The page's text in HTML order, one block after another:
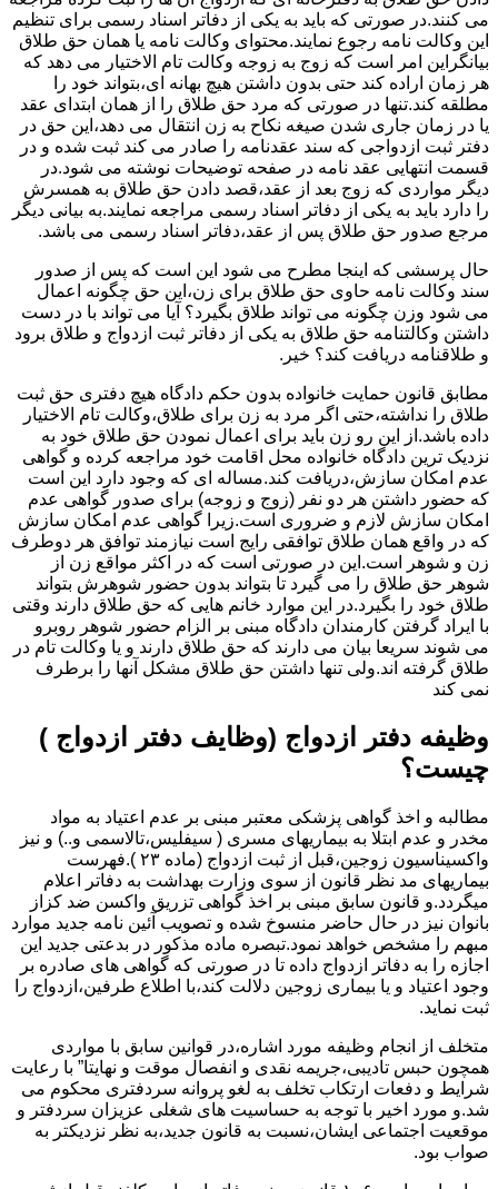
می کنند.در صورتی که باید به یکی از دفاتر اسناد رسمی برای تنظیم
این وکالت نامه رجوع نمایند.محتوای وکالت نامه یا همان حق طلاق
بیانگراین امر است که زوج به زوجه وکالت تام الاختیار می دهد که
هر زمان اراده کند حتی بدون داشتن هیچ بهانه ای،بتواند خود را
مطلقه کند.تنها در صورتی که مرد حق طلاق را از همان ابتدای عقد
یا در زمان جاری شدن صیغه نکاح به زن انتقال می دهد،این حق در
دفتر ثبت ازدواجی که سند عقدنامه را صادر می کند ثبت شده و در
قسمت انتهایی عقد نامه در صفحه توضیحات نوشته می شود.در
دیگر مواردی که زوج بعد از عقد،قصد دادن حق طلاق به همسرش
را دارد باید به یکی از دفاتر اسناد رسمی مراجعه نمایند.به بیانی دیگر
مرجع صدور حق طلاق پس از عقد،دفاتر اسناد رسمی می باشد.
حال پرسشی که اینجا مطرح می شود این است که پس از صدور
سند وکالت نامه حاوی حق طلاق برای زن،این حق چگونه اعمال
می شود وزن چگونه می تواند طلاق بگیرد؟ آیا می تواند با در دست
داشتن وکالتنامه حق طلاق به یکی از دفاتر ثبت ازدواج و طلاق برود
و طلاقنامه دریافت کند؟ خیر.
مطابق قانون حمایت خانواده بدون حکم دادگاه هیچ دفتری حق ثبت
طلاق را نداشته،حتی اگر مرد به زن برای طلاق،وکالت تام الاختیار
داده باشد.از این رو زن باید برای اعمال نمودن حق طلاق خود به
نزدیک ترین دادگاه خانواده محل اقامت خود مراجعه کرده و گواهی
عدم امکان سازش،دریافت کند.مساله ای که وجود دارد این است
که حضور داشتن هر دو نفر (زوج و زوجه) برای صدور گواهی عدم
امکان سازش لازم و ضروری است.زیرا گواهی عدم امکان سازش
که در واقع همان طلاق توافقی رایج است نیازمند توافق هر دوطرف
زن و شوهر است.این در صورتی است که در اکثر مواقع زن از
شوهر حق طلاق را می گیرد تا بتواند بدون حضور شوهرش بتواند
طلاق خود را بگیرد.در این موارد خانم هایی که حق طلاق دارند وقتی
با ایراد گرفتن کارمندان دادگاه مبنی بر الزام حضور شوهر روبرو
می شوند سریعا بیان می دارند که حق طلاق دارند و یا وکالت تام در
طلاق گرفته اند.ولی تنها داشتن حق طلاق مشکل آنها را برطرف
نمی کند
وظیفه دفتر ازدواج (وظایف دفتر ازدواج )
چیست؟
مطالبه و اخذ گواهی پزشکی معتبر مبنی بر عدم اعتیاد به مواد
مخدر و عدم ابتلا به بیماریهای مسری ( سیفلیس،تالاسمی و..) و نیز
واکسیناسیون زوجین،قبل از ثبت ازدواج (ماده ۲۳ ).فهرست
بیماریهای مد نظر قانون از سوی وزارت بهداشت به دفاتر اعلام
میگردد.و قانون سابق مبنی بر اخذ گواهی تزریق واکسن ضد کزاز
بانوان نیز در حال حاضر منسوخ شده و تصویب آئین نامه جدید موارد
مبهم را مشخص خواهد نمود.تبصره ماده مذکور در بدعتی جدید این
اجازه را به دفاتر ازدواج داده تا در صورتی که گواهی های صادره بر
وجود اعتیاد و یا بیماری زوجین دلالت کند،با اطلاع طرفین،ازدواج را
ثبت نماید.
متخلف از انجام وظیفه مورد اشاره،در قوانین سابق با مواردی
همچون حبس تادیبی،جریمه نقدی و انفصال موقت و نهایتا” با رعایت
شرایط و دفعات ارتکاب تخلف به لغو پروانه سردفتری محکوم می
شد.و مورد اخیر با توجه به حساسیت های شغلی عزیزان سردفتر و
موقعیت اجتماعی ایشان،نسبت به قانون جدید،به نظر نزدیکتر به
صواب بود.